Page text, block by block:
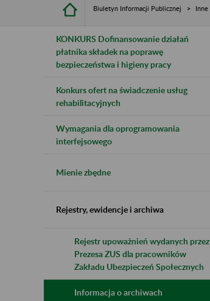
Biuletyn Informacji Publicznej Inne
KONKURS Dofinansowanie działań
płatnika składek na poprawę
bezpieczeństwa i higieny pracy
Konkurs ofert na świadczenie usług
rehabilitacyjnych
Wymagania dla oprogramowania
interfejsowego
Mienie zbędne
Rejestry, ewidencje i archiwa
Rejestr upoważnień wydanych przez
Prezesa ZUS dla pracowników
Zakładu Ubezpieczeń Społecznych
Informacja o archiwach